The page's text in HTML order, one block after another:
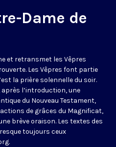
Dame de
et retransmet les Vêpres
Les Vêpres font partie
la prière solennelle du soir.
après l’introduction, une
du Nouveau Testament,
de grâces du Magnificat,
brève oraison. Les textes des
toujours ceux
.